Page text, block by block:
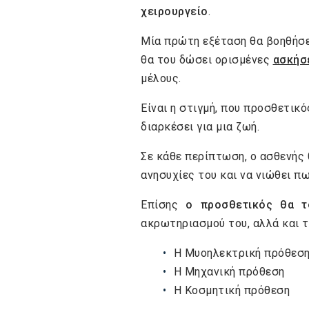
χειρουργείο.
Μία πρώτη εξέταση θα
θα του δώσει ορισμένες
μέλους.
Είναι η στιγμή, που
διαρκέσει για μια ζωή.
Σε κάθε περίπτωση, ο ασθενής
ανησυχίες του και να νιώθει
Επίσης ο προσθετικός θα
ακρωτηριασμού του, αλλά και
Η Μυοηλεκτρική
Η Μηχανική πρόθεση
Η Κοσμητική πρόθεση